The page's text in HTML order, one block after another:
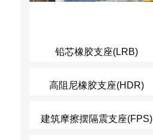
铅芯橡胶支座(LRB)
高阻尼橡胶支座(HDR)
建筑摩擦摆隔震支座(FPS)